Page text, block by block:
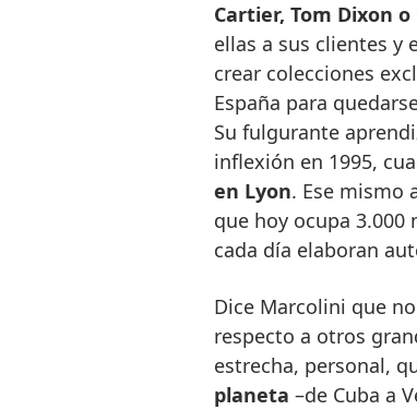
Cartier, Tom Dixon
ellas a sus clientes y
crear colecciones
España para
Su fulgurante
inflexión en 1995,
en Lyon. Ese mismo
que hoy ocupa
cada día elaboran
Dice Marcolini que
respecto a otros
estrecha, personal,
planeta –de Cuba a